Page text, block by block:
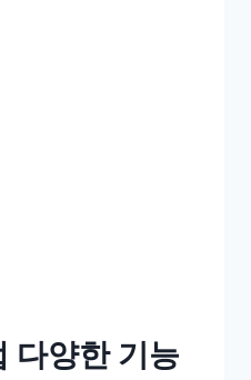
다양한 기능